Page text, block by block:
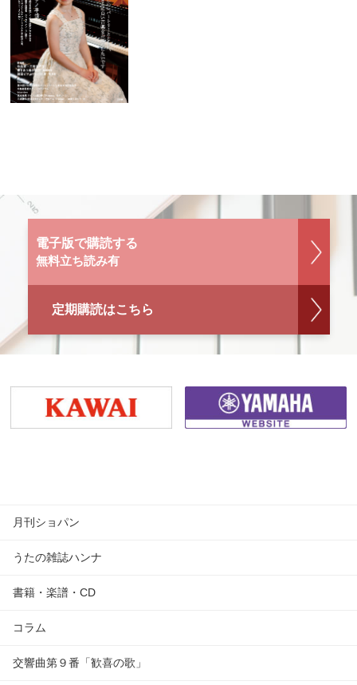
電子版で購読する
無料立ち読み有
定期購読はこちら
月刊ショパン
うたの雑誌ハンナ
書籍・楽譜・CD
コラム
交響曲第９番「歓喜の歌」